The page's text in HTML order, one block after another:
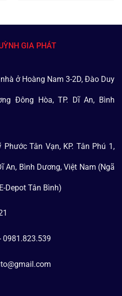
GIA PHÁT
ở Hoàng Nam 3-2D, Đào Duy
Đông Hòa, TP. Dĩ An, Bình
Phước Tân Vạn, KP. Tân Phú 1,
An, Bình Dương, Việt Nam (Ngã
Depot Tân Bình)
0981.823.539